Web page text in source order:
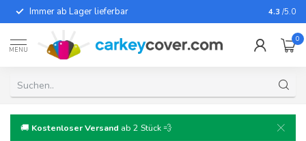
Immer ab Lager lieferbar Für fast
4.3 /5.0
MENU
0
🚚 Kostenloser Versand ab 2 Stück 💨